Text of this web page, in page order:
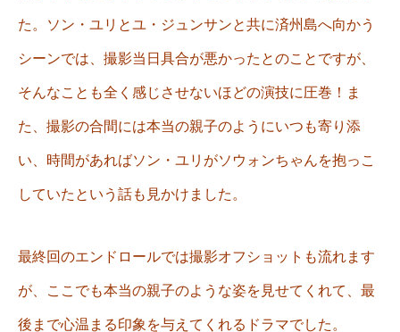
た。ソン・ユリとユ・ジュンサンと共に済州島へ向かう
シーンでは、撮影当日具合が悪かったとのことですが、
そんなことも全く感じさせないほどの演技に圧巻！ま
た、撮影の合間には本当の親子のようにいつも寄り添
い、時間があればソン・ユリがソウォンちゃんを抱っこ
していたという話も見かけました。
最終回のエンドロールでは撮影オフショットも流れます
が、ここでも本当の親子のような姿を見せてくれて、最
後まで心温まる印象を与えてくれるドラマでした。